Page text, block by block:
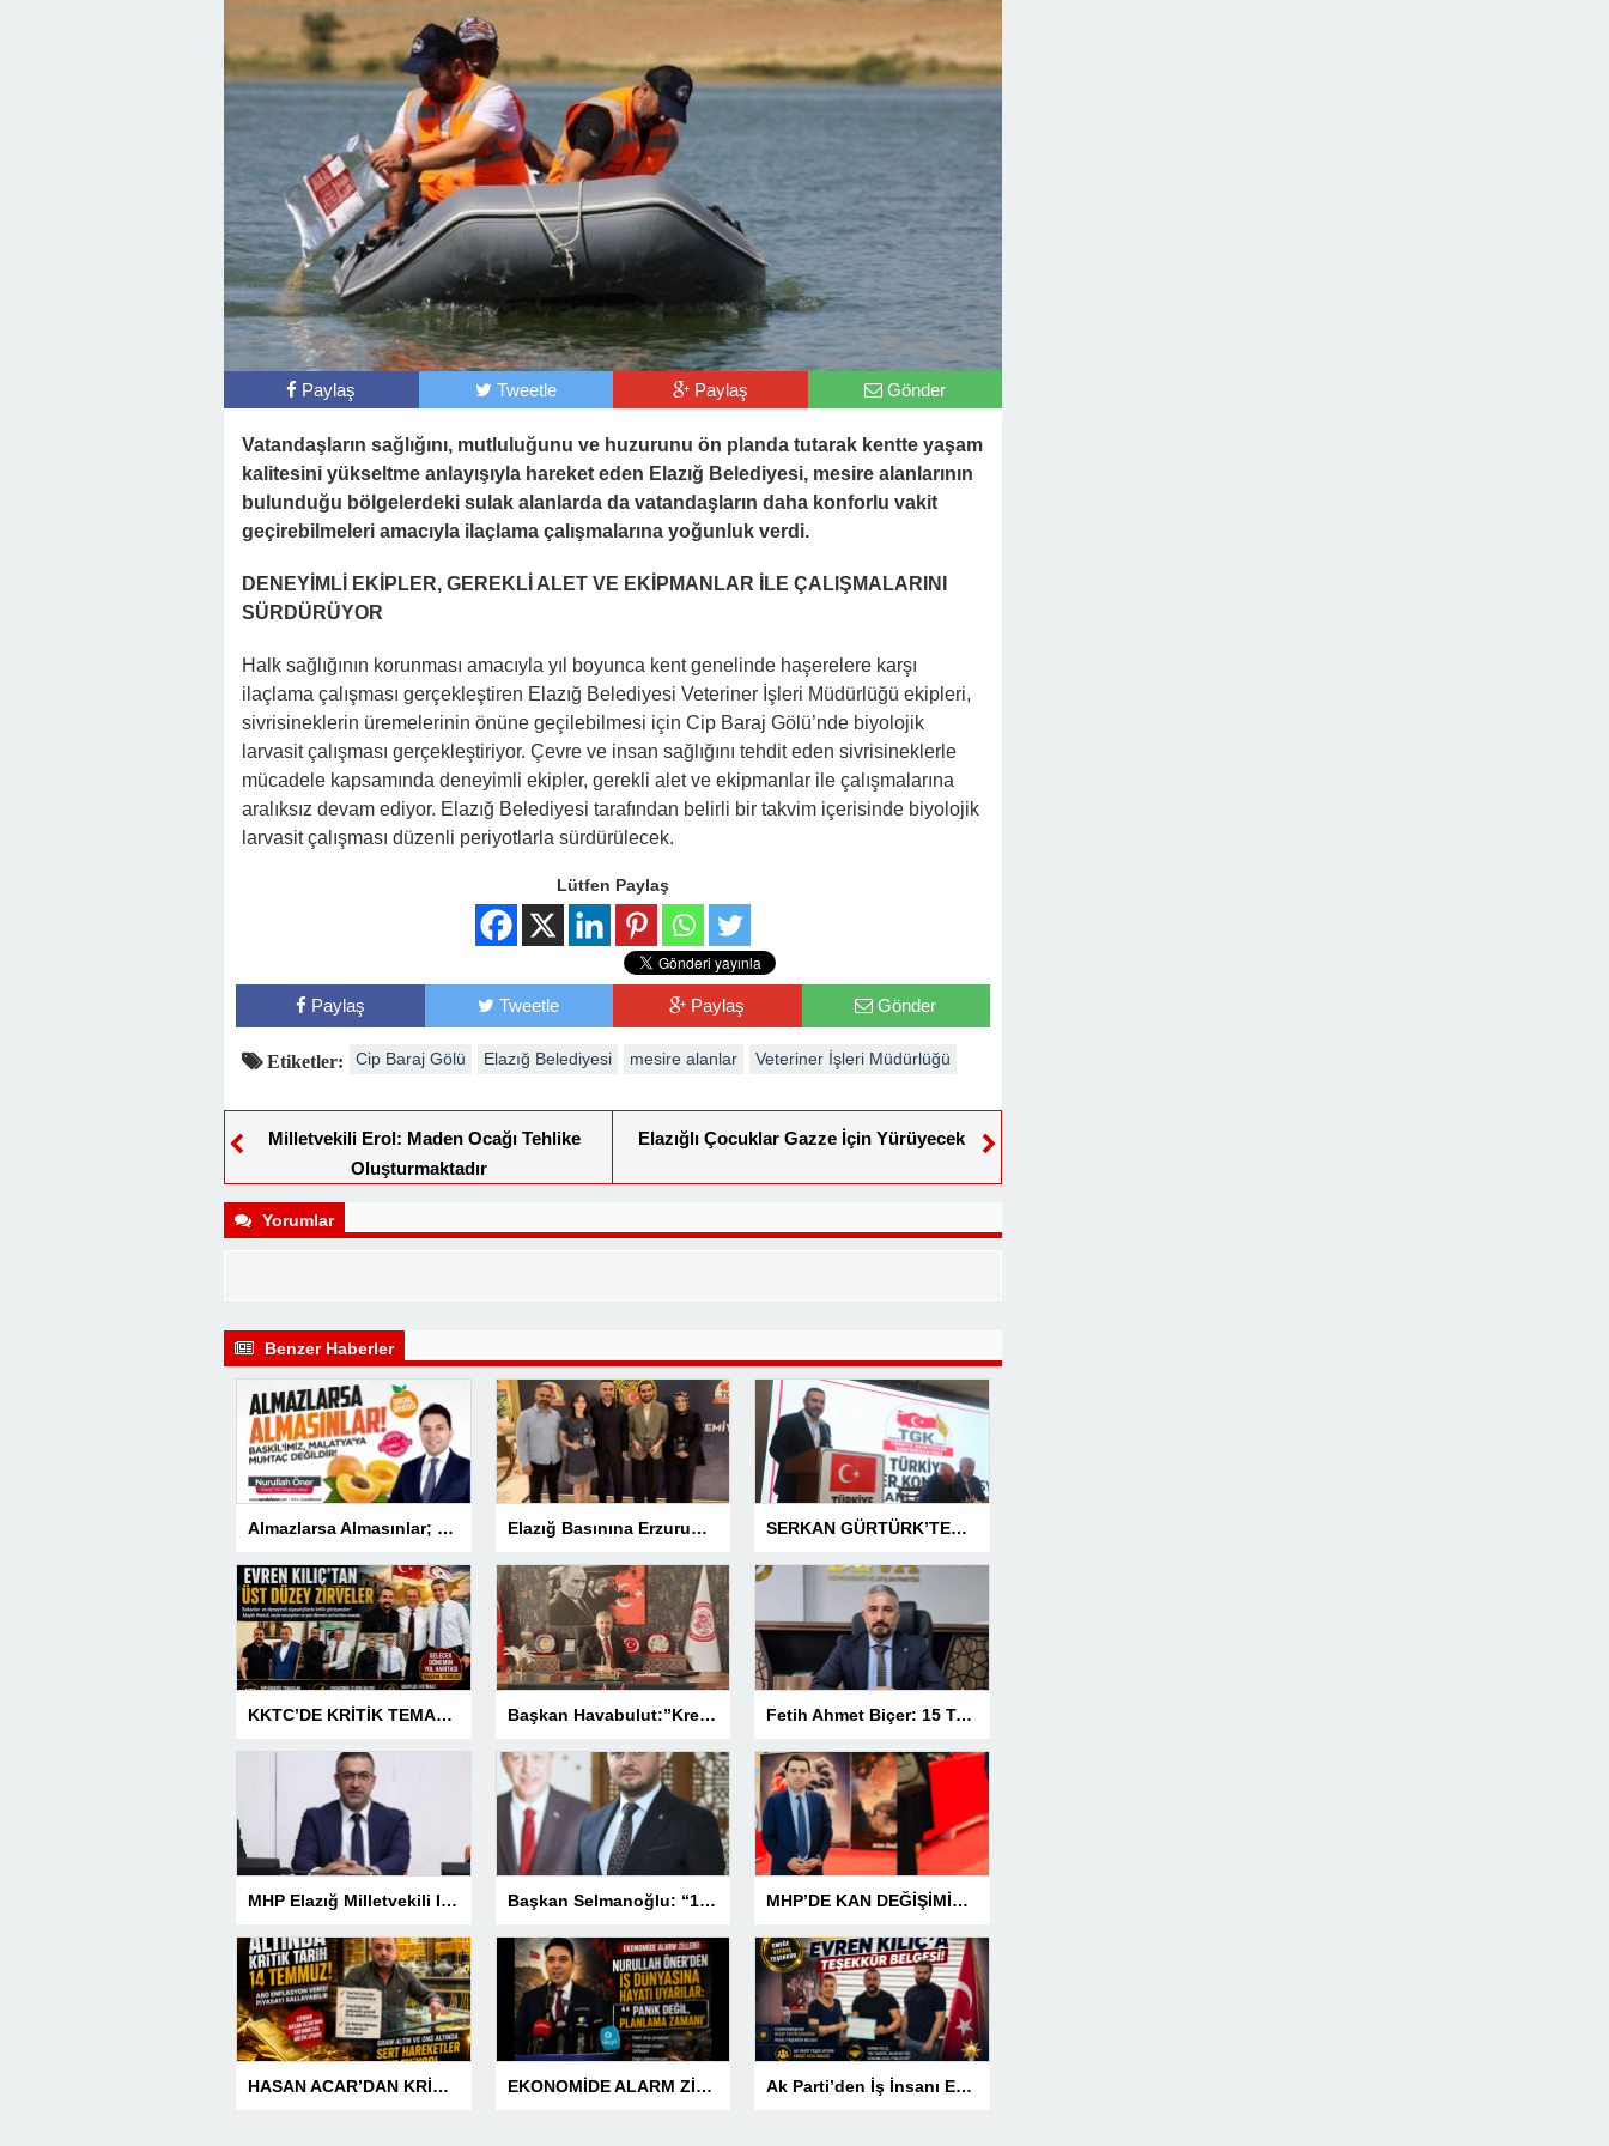
Paylaş Tweetle Paylaş Gönder
Vatandaşların sağlığını, mutluluğunu ve huzurunu ön planda tutarak kentte yaşam
kalitesini yükseltme anlayışıyla hareket eden Elazığ Belediyesi, mesire alanlarının
bulunduğu bölgelerdeki sulak alanlarda da vatandaşların daha konforlu vakit
geçirebilmeleri amacıyla ilaçlama çalışmalarına yoğunluk verdi.
DENEYİMLİ EKİPLER, GEREKLİ ALET VE EKİPMANLAR İLE ÇALIŞMALARINI
SÜRDÜRÜYOR
Halk sağlığının korunması amacıyla yıl boyunca kent genelinde haşerelere karşı
ilaçlama çalışması gerçekleştiren Elazığ Belediyesi Veteriner İşleri Müdürlüğü ekipleri,
sivrisineklerin üremelerinin önüne geçilebilmesi için Cip Baraj Gölü’nde biyolojik
larvasit çalışması gerçekleştiriyor. Çevre ve insan sağlığını tehdit eden sivrisineklerle
mücadele kapsamında deneyimli ekipler, gerekli alet ve ekipmanlar ile çalışmalarına
aralıksız devam ediyor. Elazığ Belediyesi tarafından belirli bir takvim içerisinde biyolojik
larvasit çalışması düzenli periyotlarla sürdürülecek.
Lütfen Paylaş
Paylaş Tweetle Paylaş Gönder
Etiketler: Cip Baraj Gölü Elazığ Belediyesi mesire alanlar Veteriner İşleri Müdürlüğü
Milletvekili Erol: Maden Ocağı Tehlike
Oluşturmaktadır
Elazığlı Çocuklar Gazze İçin Yürüyecek
Yorumlar
Benzer Haberler
Almazlarsa Almasınlar; Baskilimiz Malatya’ya Muhtaç Değildir Elazığ Basınına Erzurum’da 3 Ödül SERKAN GÜRTÜRK’TEN BASIN MESLEK YASASI VURGUSU!
KKTC’DE KRİTİK TEMASLAR! EVREN KILIÇ’TAN ÜST DÜZEY ZİRVELER Başkan Havabulut:”Kredi Kartı Komisyonları Esnafın Kazancını Eritiyor” Fetih Ahmet Biçer: 15 Temmuz, Geleceğe Karşı Taşıdığımız Sorumluluğu Hatırlatan Bir Milattır
MHP Elazığ Milletvekili IŞ IKVER: 15 TEMMUZ HAİN FETÖ KALKIŞMASI TÜRKİYE’Yİ İŞGAL GİRİŞİMİDİR Başkan Selmanoğlu: “15 Temmuz, Milletimizin Yazdığı En Büyük Demokrasi Destanlarından Biridir” MHP’DE KAN DEĞİŞİMİNE TÜRKAV’DAN GÜÇLÜ MESAJ: “BİRLİK VE BERABERLİKLE DAHA GÜÇLÜYÜZ”
HASAN ACAR’DAN KRİTİK UYARI! ALTINDA GERİ SAYIM BAŞLADI! 14 TEMMUZ’DAKİ VERİ PİYASALARIN YÖNÜNÜ BELİRLEYECEK EKONOMİDE ALARM ZİLLERİ! NURULLAH ÖNER’DEN İŞ DÜNYASINA HAYATİ UYARILAR: “PANİK DEĞİL, PLANLAMA ZAMANI” Ak Parti’den İş İnsanı Evren Kılıç’a Teşekkür Belgesi!